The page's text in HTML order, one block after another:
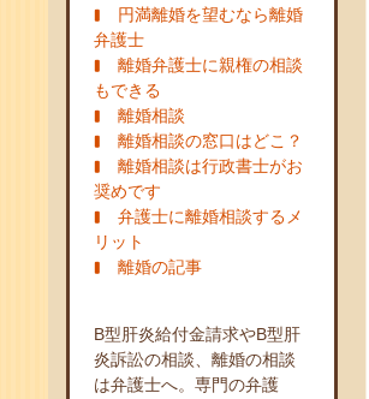
円満離婚を望むなら離婚
弁護士
離婚弁護士に親権の相談
もできる
離婚相談
離婚相談の窓口はどこ？
離婚相談は行政書士がお
奨めです
弁護士に離婚相談するメ
リット
離婚の記事
B型肝炎給付金請求やB型肝
炎訴訟の相談、離婚の相談
は弁護士へ。専門の弁護